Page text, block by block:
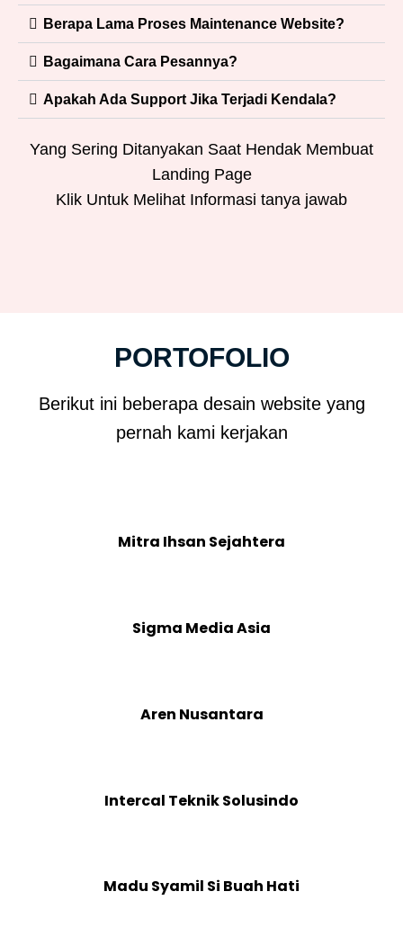
Berapa Lama Proses Maintenance Website?
Bagaimana Cara Pesannya?
Apakah Ada Support Jika Terjadi Kendala?
Yang Sering Ditanyakan Saat Hendak Membuat
Landing Page
Klik Untuk Melihat Informasi tanya jawab
PORTOFOLIO
Berikut ini beberapa desain website yang
pernah kami kerjakan
Mitra Ihsan Sejahtera
Sigma Media Asia
Aren Nusantara
Intercal Teknik Solusindo
Madu Syamil Si Buah Hati